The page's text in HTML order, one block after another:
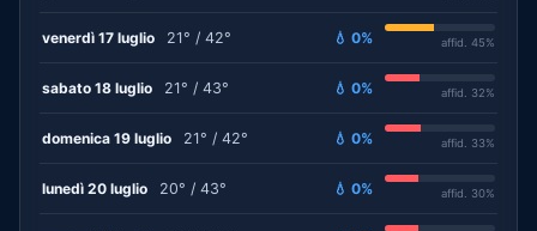
venerdì 17 luglio 21° / 42° 💧 0% affid. 45%
sabato 18 luglio 21° / 43° 💧 0% affid. 32%
domenica 19 luglio 21° / 42° 💧 0% affid. 33%
lunedì 20 luglio 20° / 43° 💧 0% affid. 30%